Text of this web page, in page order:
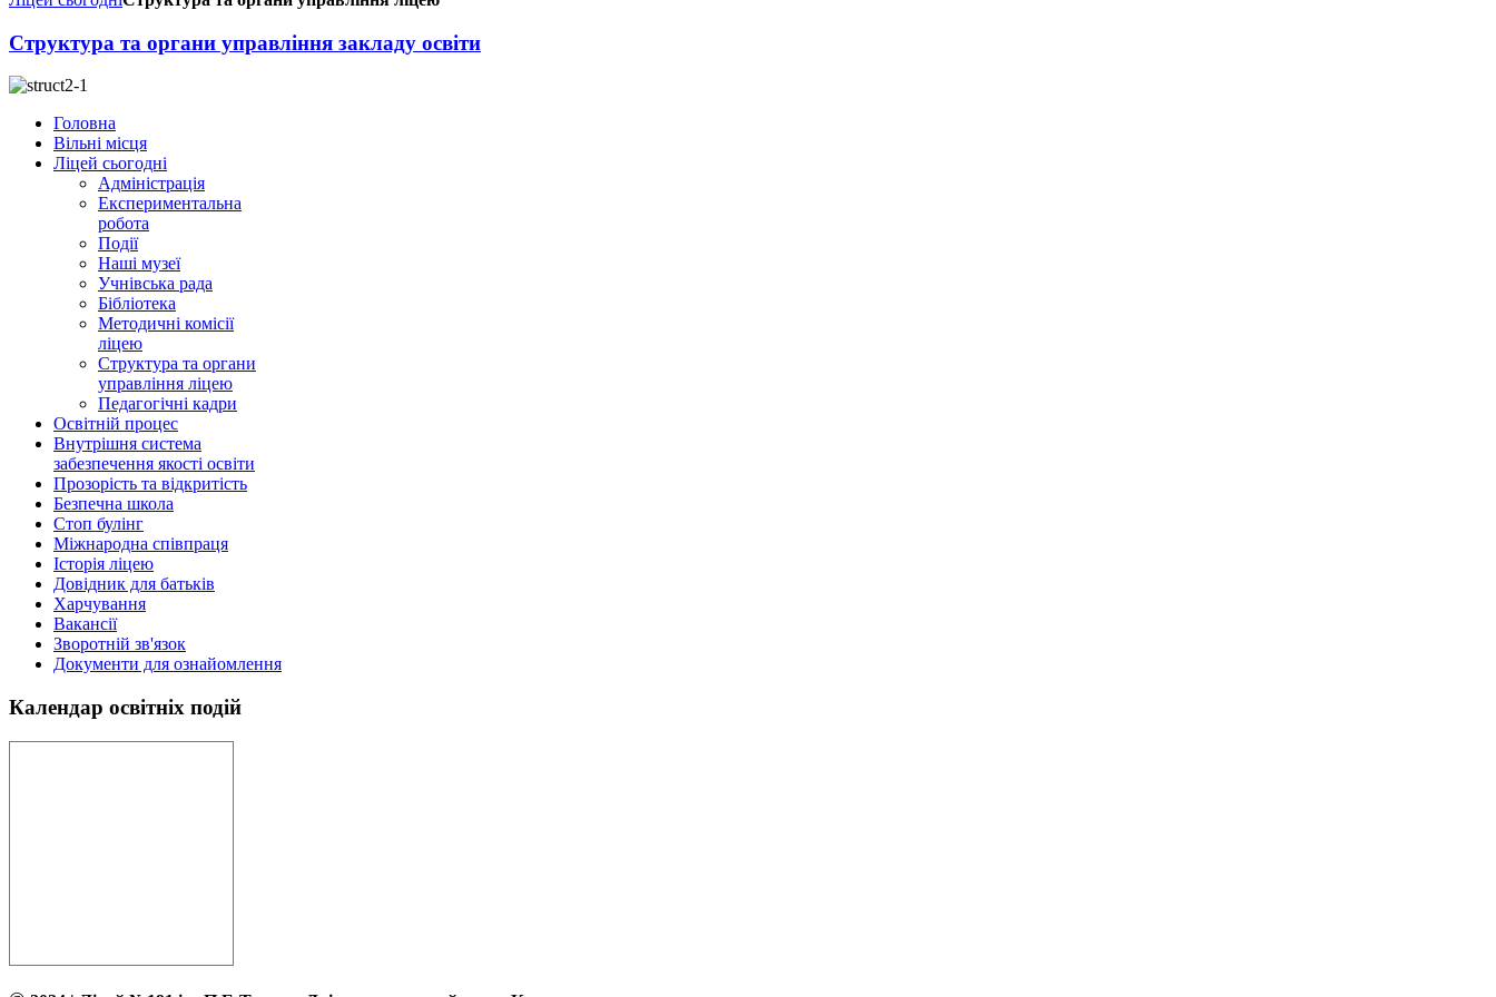
Структура та органи управління закладу освіти
Головна
Вільні місця
Ліцей сьогодні
Адміністрація
Експериментальна
робота
Події
Наші музеї
Учнівська рада
Бібліотека
Методичні комісії
ліцею
Структура та органи
управління ліцею
Педагогічні кадри
Освітній процес
Внутрішня система
забезпечення якості освіти
Прозорість та відкритість
Безпечна школа
Стоп булінг
Міжнародна співпраця
Історія ліцею
Довідник для батьків
Харчування
Вакансії
Зворотній зв'язок
Документи для ознайомлення
Календар освітніх подій